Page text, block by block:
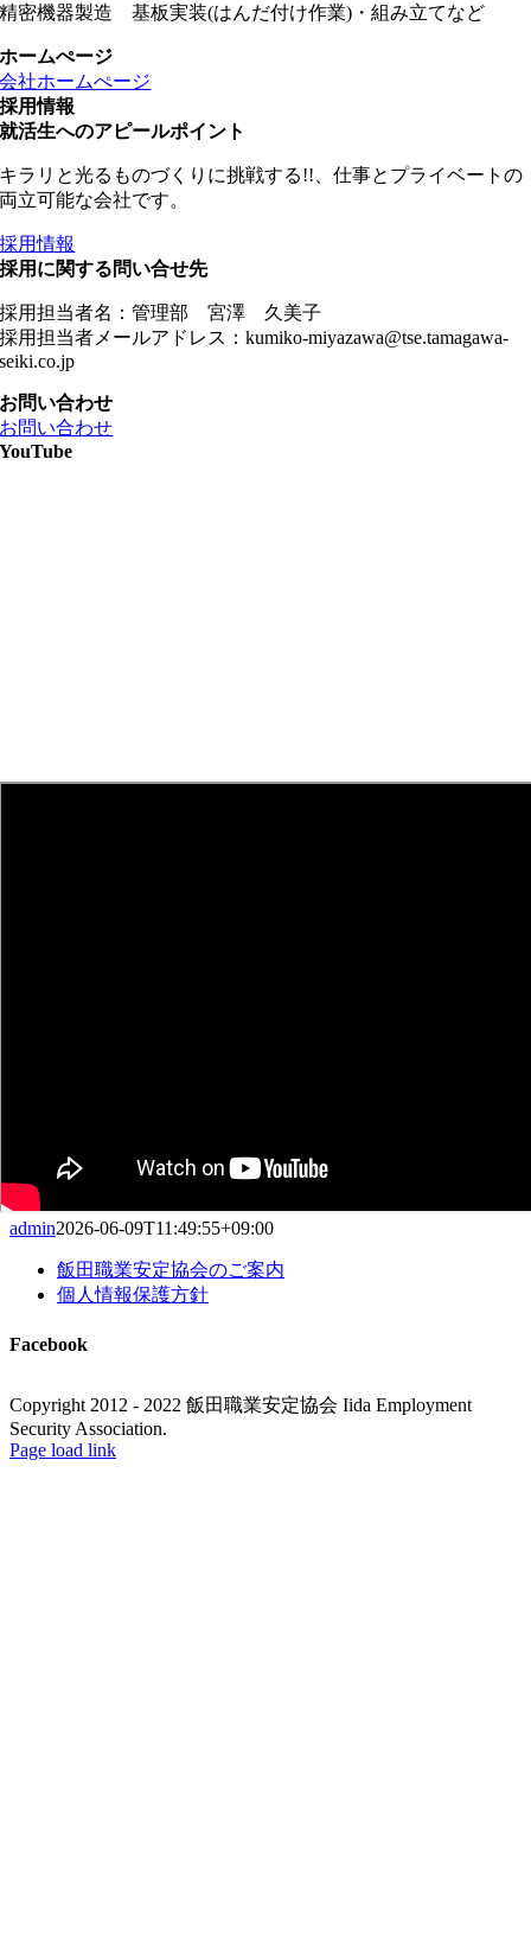
精密機器製造 基板実装(はんだ付け作業) ・組み立てなど
ホームぺージ
会社ホームぺージ
採用情報
就活生へのアピールポイント
キラリと光るものづくりに挑戦する!!、仕事とプライベートの
両立可能な会社です。
採用情報
採用に関する問い合せ先
採用担当者名：管理部 宮澤 久美子
採用担当者メールアドレス：kumiko-miyazawa@tse.tamagawa-
seiki.co.jp
お問い合わせ
お問い合わせ
YouTube
admin2026-06-09T11:49:55+09:00
飯田職業安定協会のご案内
個人情報保護方針
Facebook
Copyright 2012 - 2022 飯田職業安定協会 Iida Employment
Security Association.
X
Facebook
YouTube
電
Tiktok
Page load link